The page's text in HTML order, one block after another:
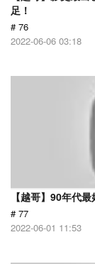
足！
# 76
2022-06-06 03:18
【越哥】90年代
# 77
2022-06-01 11:53